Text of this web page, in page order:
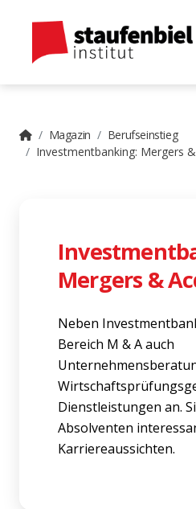
Magazin
Berufseinstieg
Investmentbanking: Mergers
Mergers &
Neben
Bereich M & A auch
Dienstleistungen an.
Absolventen
Karriereaussichten.